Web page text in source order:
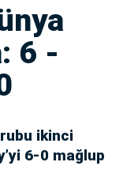
6 -
ikinci
6-0 mağlup